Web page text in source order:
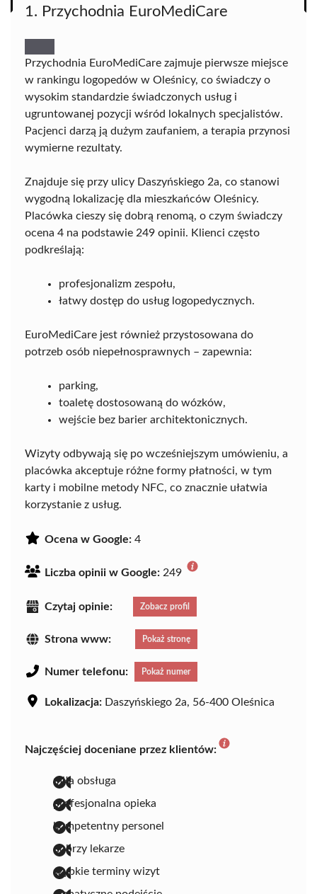
1. Przychodnia EuroMediCare
Przychodnia EuroMediCare zajmuje pierwsze miejsce
w rankingu logopedów w Oleśnicy, co świadczy o
wysokim standardzie świadczonych usług i
ugruntowanej pozycji wśród lokalnych specjalistów.
Pacjenci darzą ją dużym zaufaniem, a terapia przynosi
wymierne rezultaty.
Znajduje się przy ulicy Daszyńskiego 2a, co stanowi
wygodną lokalizację dla mieszkańców Oleśnicy.
Placówka cieszy się dobrą renomą, o czym świadczy
ocena 4 na podstawie 249 opinii. Klienci często
podkreślają:
profesjonalizm zespołu,
łatwy dostęp do usług logopedycznych.
EuroMediCare jest również przystosowana do
potrzeb osób niepełnosprawnych – zapewnia:
parking,
toaletę dostosowaną do wózków,
wejście bez barier architektonicznych.
Wizyty odbywają się po wcześniejszym umówieniu, a
placówka akceptuje różne formy płatności, w tym
karty i mobilne metody NFC, co znacznie ułatwia
korzystanie z usług.
Ocena w Google: 4
Liczba opinii w Google: 249
Czytaj opinie: Zobacz profil
Strona www: Pokaż stronę
Numer telefonu: Pokaż numer
Lokalizacja: Daszyńskiego 2a, 56-400 Oleśnica
Najczęściej doceniane przez klientów:
miła obsługa
profesjonalna opieka
kompetentny personel
dobrzy lekarze
szybkie terminy wizyt